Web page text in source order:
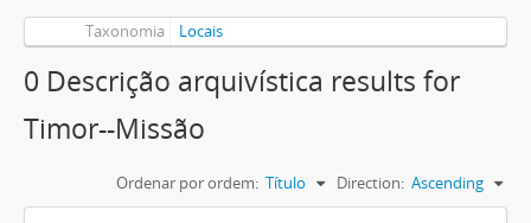
Taxonomia Locais
0 Descrição arquivística results for
Timor--Missão
Ordenar por ordem: Título Direction: Ascending